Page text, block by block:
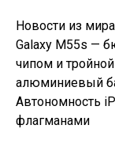
Новости из
Galaxy M55s —
чипом и
алюминиевый
Автономность
флагманами